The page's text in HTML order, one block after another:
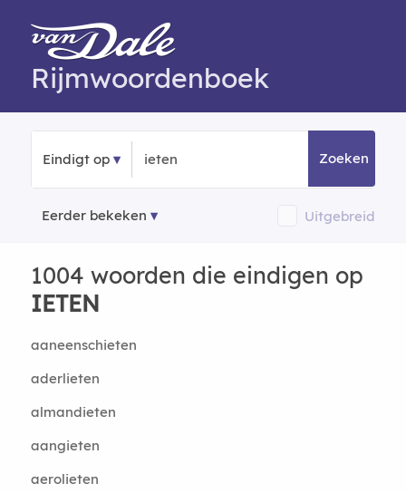
Rijmwoordenboek
Eindigt op Zoeken
Eerder bekeken Uitgebreid
1004 woorden die eindigen op
IETEN
aaneenschieten
aderlieten
almandieten
aangieten
aerolieten